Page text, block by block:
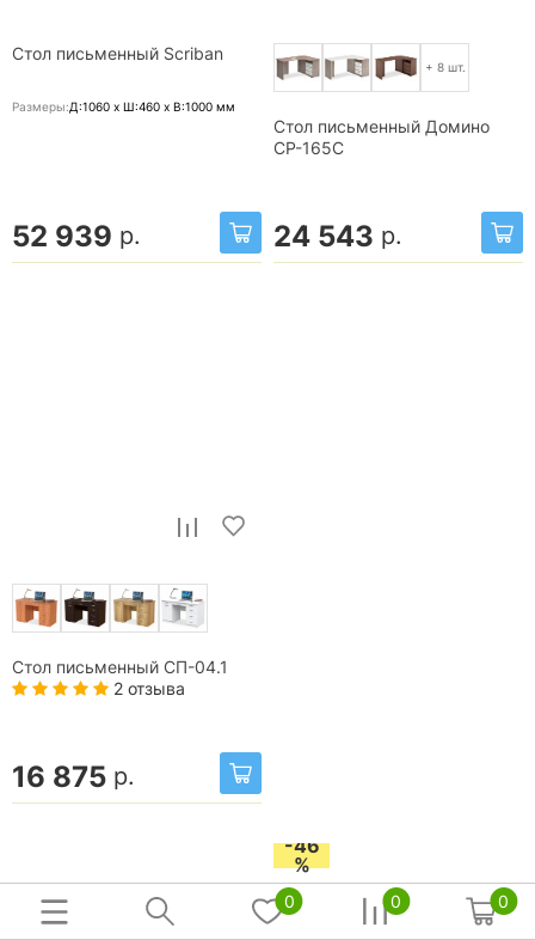
Стол письменный Scriban
Размеры:Д:1060 x Ш:460 x В:1000 мм
52 939 р.
+ 8 шт.
Стол письменный Домино
СР-165С
24 543 р.
Стол письменный СП-04.1
2 отзыва
16 875 р.
-46
%
0 0 0